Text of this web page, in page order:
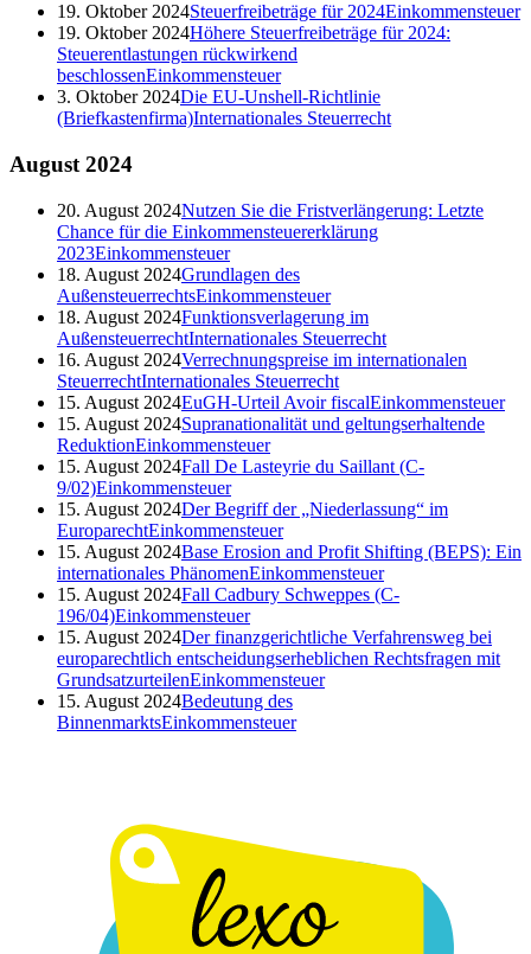
19. Oktober 2024Steuerfreibeträge für 2024Einkommensteuer
19. Oktober 2024Höhere Steuerfreibeträge für 2024:
Steuerentlastungen rückwirkend
beschlossenEinkommensteuer
3. Oktober 2024Die EU-Unshell-Richtlinie
(Briefkastenfirma)Internationales Steuerrecht
August 2024
20. August 2024Nutzen Sie die Fristverlängerung: Letzte
Chance für die Einkommensteuererklärung
2023Einkommensteuer
18. August 2024Grundlagen des
AußensteuerrechtsEinkommensteuer
18. August 2024Funktionsverlagerung im
AußensteuerrechtInternationales Steuerrecht
16. August 2024Verrechnungspreise im internationalen
SteuerrechtInternationales Steuerrecht
15. August 2024EuGH-Urteil Avoir fiscalEinkommensteuer
15. August 2024Supranationalität und geltungserhaltende
ReduktionEinkommensteuer
15. August 2024Fall De Lasteyrie du Saillant (C-
9/02)Einkommensteuer
15. August 2024Der Begriff der „Niederlassung“ im
EuroparechtEinkommensteuer
15. August 2024Base Erosion and Profit Shifting (BEPS): Ein
internationales PhänomenEinkommensteuer
15. August 2024Fall Cadbury Schweppes (C-
196/04)Einkommensteuer
15. August 2024Der finanzgerichtliche Verfahrensweg bei
europarechtlich entscheidungserheblichen Rechtsfragen mit
GrundsatzurteilenEinkommensteuer
15. August 2024Bedeutung des
BinnenmarktsEinkommensteuer